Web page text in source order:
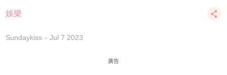
娛樂
Sundaykiss Jul 7 2023
廣告